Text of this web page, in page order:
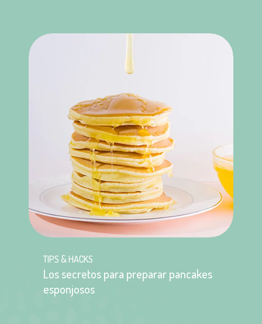
TIPS & HACKS
Los secretos para preparar pancakes
esponjosos